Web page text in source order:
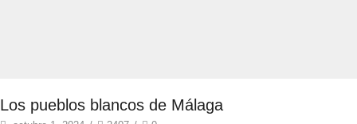
Los pueblos blancos de Málaga